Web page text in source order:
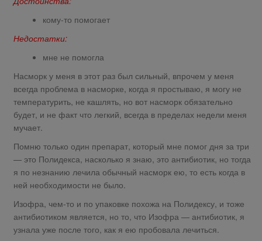
кому-то помогает
Недостатки:
мне не помогла
Насморк у меня в этот раз был сильный, впрочем у меня
всегда проблема в насморке, когда я простываю, я могу не
температурить, не кашлять, но вот насморк обязательно
будет, и не факт что легкий, всегда в пределах недели меня
мучает.
Помню только один препарат, который мне помог дня за три
— это Полидекса, насколько я знаю, это антибиотик, но тогда
я по незнанию лечила обычный насморк ею, то есть когда в
ней необходимости не было.
Изофра, чем-то и по упаковке похожа на Полидексу, и тоже
антибиотиком является, но то, что Изофра — антибиотик, я
узнала уже после того, как я ею пробовала лечиться.